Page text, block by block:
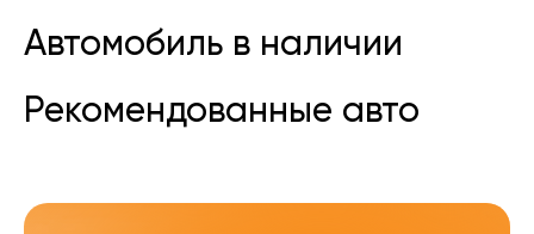
Автомобиль в наличии
Рекомендованные авто